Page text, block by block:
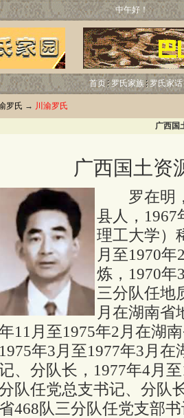
中午好！
首页 罗氏家族 罗氏家话
罗氏 → 川渝罗氏
广西国
广西国土资
罗在明，
县人，1967
理工大学）
月至1970
炼，1970年
三分队任地
月在湖南省
11月至1975年2月在湖
1975年3月至1977年3月
、分队长，1977年4月
队任党总支书记、分队
468队三分队任党支部